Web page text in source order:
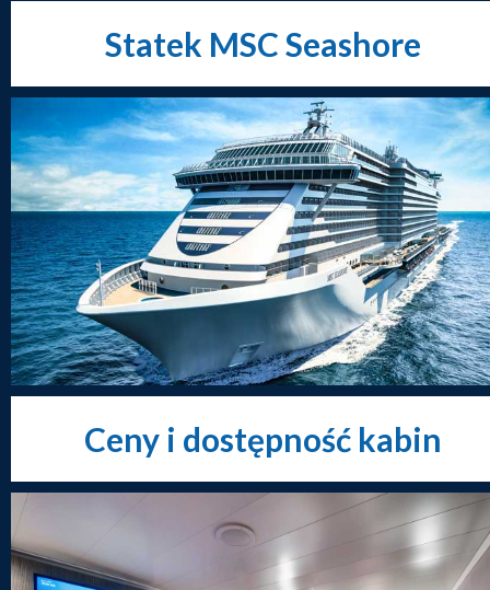
Statek MSC Seashore
Ceny i dostępność kabin